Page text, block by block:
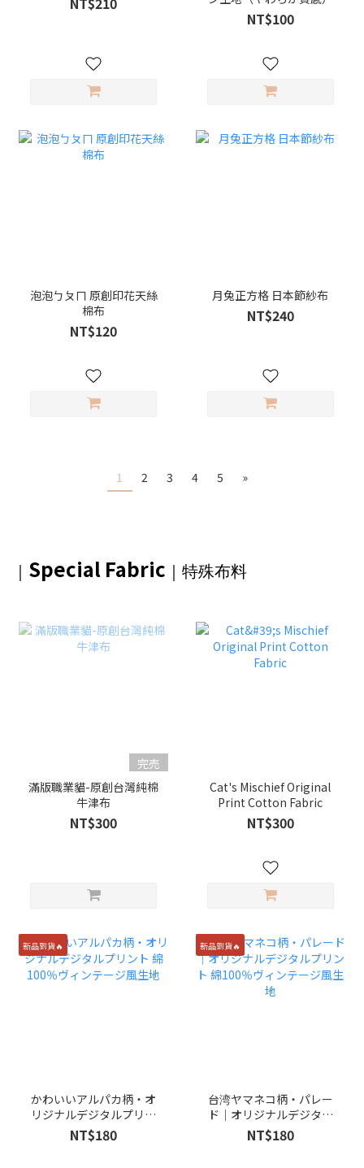
NT$100
泡泡ㄅㄆㄇ 原創印花天絲
棉布
NT$120
月兔正方格 日本節紗布
NT$240
1 2 3 4 5 »
｜ Special Fabric ｜ 特殊布料
完売
滿版職業貓-原創台灣純棉
牛津布
NT$300
Cat's Mischief Original
Print Cotton Fabric
NT$300
新品到貨🔥
かわいいアルパカ柄・オ
リジナルデジタルプリン
ト 綿100％ヴィンテージ
風生地
NT$180
新品到貨🔥
台湾ヤマネコ柄・パレー
ド｜オリジナルデジタル
プリント 綿100％ヴィン
テージ風生地
NT$180